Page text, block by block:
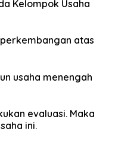
Kelompok Usaha
atas
usaha menengah
evaluasi. Maka
ini.